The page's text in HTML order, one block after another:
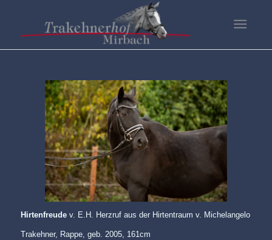
Hirtenfreudev. E.H. Herzruf aus der Hirtentraum v. Michelangelo
Trakehner, Rappe, geb. 2005, 161cm